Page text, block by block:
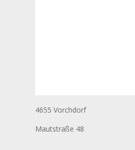
4655 Vorchdorf
Mautstraße 48